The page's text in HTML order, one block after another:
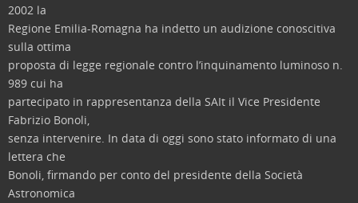
2002 la
Regione Emilia-Romagna ha indetto un audizione conoscitiva
sulla ottima
proposta di legge regionale contro l’inquinamento luminoso n.
989 cui ha
partecipato in rappresentanza della SAIt il Vice Presidente
Fabrizio Bonoli,
senza intervenire. In data di oggi sono stato informato di una
lettera che
Bonoli, firmando per conto del presidente della Società
Astronomica